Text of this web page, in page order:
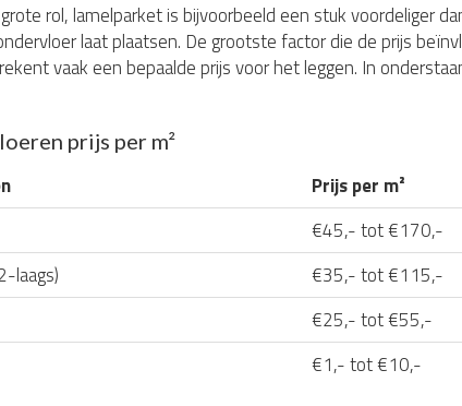
rol, lamelparket is bijvoorbeeld een stuk voordeliger
laat plaatsen. De grootste factor die de prijs
vaak een bepaalde prijs voor het leggen. In
prijs per m²
Prijs per m²
€45,- tot €170,-
laags)
€35,- tot €115,-
€25,- tot €55,-
€1,- tot €10,-